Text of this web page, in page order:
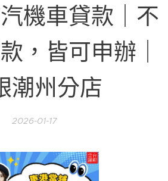
機車貸款｜不
，皆可申辦｜
潮州分店
2026-01-17